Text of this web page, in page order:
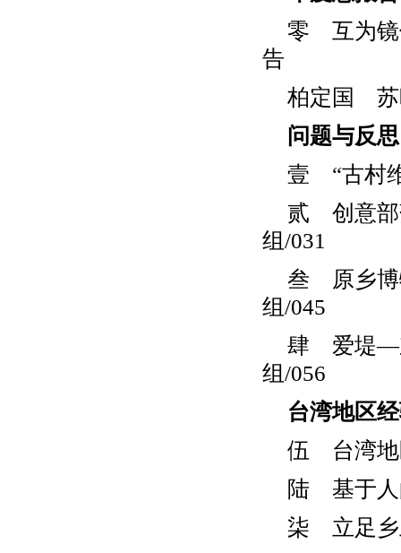
零 互为
告
柏定国 苏
问题与反思
壹 “古村
贰 创意部
组/031
叁 原乡博
组/045
肆 爱堤—
组/056
台湾地区
伍 台湾地
陆 基于人
柒 立足乡